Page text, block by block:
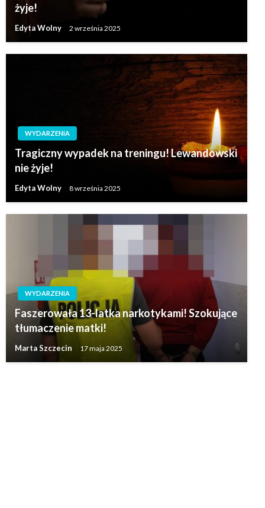
żyje!
Edyta Wolny 2 września 2025
WYDARZENIA
Tragiczny wypadek na treningu! Lewandowski
nie żyje!
Edyta Wolny 8 września 2025
WYDARZENIA
Faszerowała 13-latka narkotykami! Szokujące
tłumaczenie matki!
Marta Szczecin 17 maja 2025